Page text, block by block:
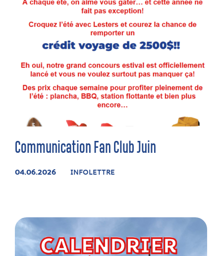
Communication Fan Club Juin
04.06.2026 INFOLETTRE